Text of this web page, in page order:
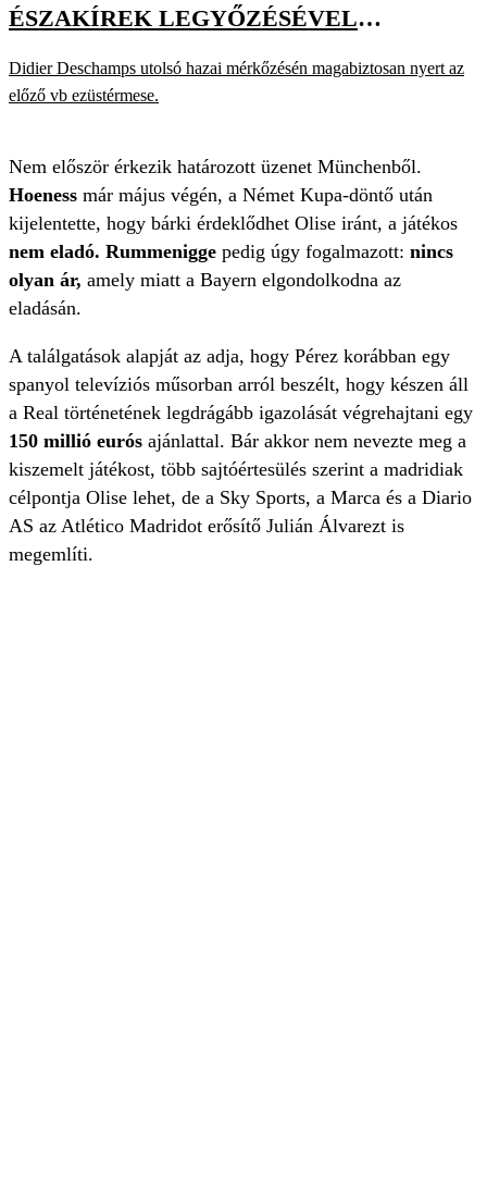
ÉSZAKÍREK LEGYŐZÉSÉVEL
Didier Deschamps utolsó hazai mérkőzésén magabiztosan nyert az
előző vb ezüstérmese.
Nem először érkezik határozott üzenet Münchenből.
Hoeness már május végén, a Német Kupa-döntő után
kijelentette, hogy bárki érdeklődhet Olise iránt, a játékos
nem eladó. Rummenigge pedig úgy fogalmazott: nincs
olyan ár, amely miatt a Bayern elgondolkodna az
eladásán.
A találgatások alapját az adja, hogy Pérez korábban egy
spanyol televíziós műsorban arról beszélt, hogy készen áll
a Real történetének legdrágább igazolását végrehajtani egy
150 millió eurós ajánlattal. Bár akkor nem nevezte meg a
kiszemelt játékost, több sajtóértesülés szerint a madridiak
célpontja Olise lehet, de a Sky Sports, a Marca és a Diario
AS az Atlético Madridot erősítő Julián Álvarezt is
megemlíti.